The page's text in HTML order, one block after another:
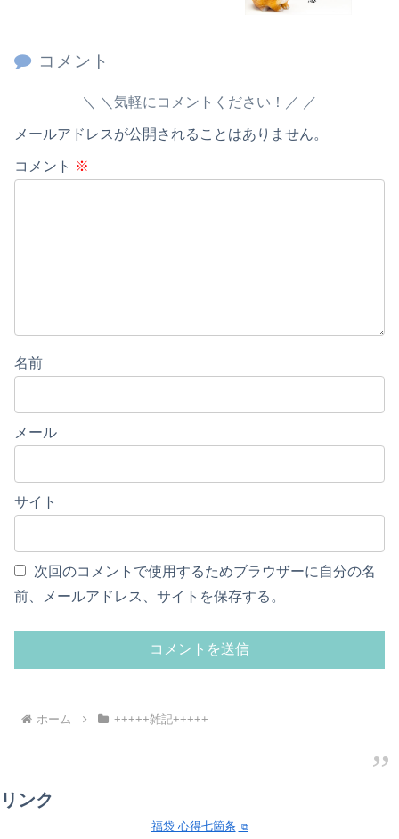
コメント
＼気軽にコメントください！／
メールアドレスが公開されることはありません。
コメント ※
名前
メール
サイト
次回のコメントで使用するためブラウザーに自分の名
前、メールアドレス、サイトを保存する。
ホーム +++++雑記+++++
リンク
福袋 心得七箇条